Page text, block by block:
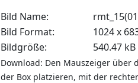
Bild Name:
Bild Format:
1024 x
Bildgröße:
540.47 kB
Download: Den Mauszeiger über
der Box platzieren, mit der